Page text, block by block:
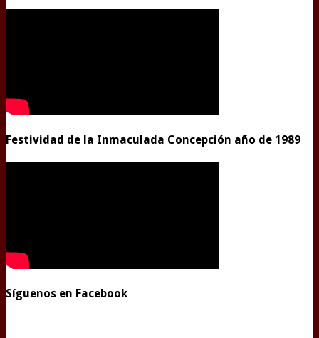
Festividad de la Inmaculada Concepción año de 1989
Síguenos en Facebook